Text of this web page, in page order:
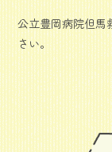
公立豊岡病院但馬
さい。